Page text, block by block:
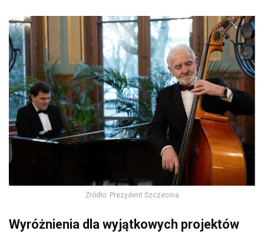
Źródło: Prezydent Szczecina
Wyróżnienia dla wyjątkowych projektów